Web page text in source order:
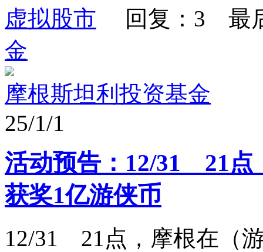
虚拟股市 回复：3 最
金
摩根斯坦利投资基金
25/1/1
活动预告：12/31 21点
获奖1亿游侠币
12/31 21点，摩根在（